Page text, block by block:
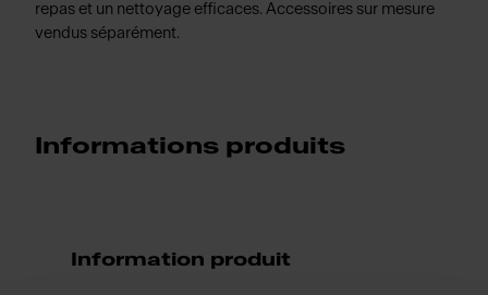
repas et un nettoyage efficaces. Accessoires sur mesure
vendus séparément.
Informations produits
Information produit